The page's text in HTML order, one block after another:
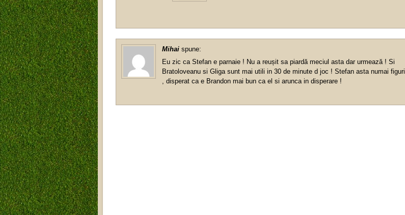
Mihai spune:
Eu zic ca Stefan e parnaie ! Nu a reușit sa piardă meciul asta dar urmează ! Si
Bratoloveanu si Gliga sunt mai utili in 30 de minute d joc ! Stefan asta numai figuri
, disperat ca e Brandon mai bun ca el si arunca in disperare !